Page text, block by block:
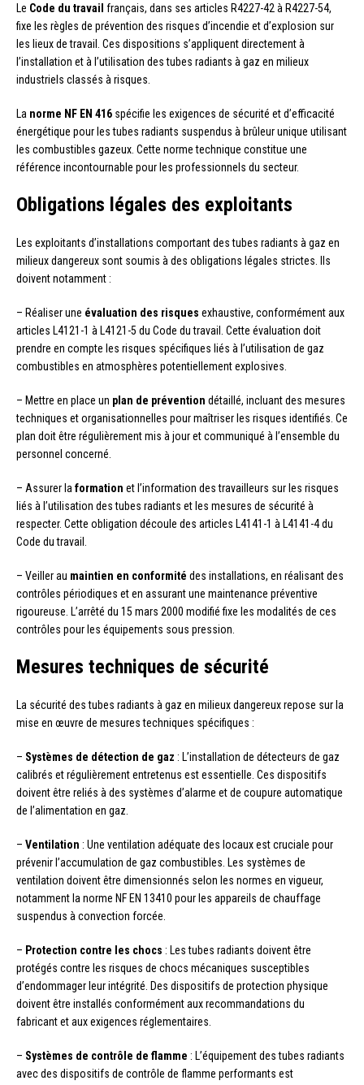
Le Code du travail français, dans ses articles R4227-42 à R4227-54,
fixe les règles de prévention des risques d’incendie et d’explosion sur
les lieux de travail. Ces dispositions s’appliquent directement à
l’installation et à l’utilisation des tubes radiants à gaz en milieux
industriels classés à risques.
La norme NF EN 416 spécifie les exigences de sécurité et d’efficacité
énergétique pour les tubes radiants suspendus à brûleur unique utilisant
les combustibles gazeux. Cette norme technique constitue une
référence incontournable pour les professionnels du secteur.
Obligations légales des exploitants
Les exploitants d’installations comportant des tubes radiants à gaz en
milieux dangereux sont soumis à des obligations légales strictes. Ils
doivent notamment :
– Réaliser une évaluation des risques exhaustive, conformément aux
articles L4121-1 à L4121-5 du Code du travail. Cette évaluation doit
prendre en compte les risques spécifiques liés à l’utilisation de gaz
combustibles en atmosphères potentiellement explosives.
– Mettre en place un plan de prévention détaillé, incluant des mesures
techniques et organisationnelles pour maîtriser les risques identifiés. Ce
plan doit être régulièrement mis à jour et communiqué à l’ensemble du
personnel concerné.
– Assurer la formation et l’information des travailleurs sur les risques
liés à l’utilisation des tubes radiants et les mesures de sécurité à
respecter. Cette obligation découle des articles L4141-1 à L4141-4 du
Code du travail.
– Veiller au maintien en conformité des installations, en réalisant des
contrôles périodiques et en assurant une maintenance préventive
rigoureuse. L’arrêté du 15 mars 2000 modifié fixe les modalités de ces
contrôles pour les équipements sous pression.
Mesures techniques de sécurité
La sécurité des tubes radiants à gaz en milieux dangereux repose sur la
mise en œuvre de mesures techniques spécifiques :
– Systèmes de détection de gaz : L’installation de détecteurs de gaz
calibrés et régulièrement entretenus est essentielle. Ces dispositifs
doivent être reliés à des systèmes d’alarme et de coupure automatique
de l’alimentation en gaz.
– Ventilation : Une ventilation adéquate des locaux est cruciale pour
prévenir l’accumulation de gaz combustibles. Les systèmes de
ventilation doivent être dimensionnés selon les normes en vigueur,
notamment la norme NF EN 13410 pour les appareils de chauffage
suspendus à convection forcée.
– Protection contre les chocs : Les tubes radiants doivent être
protégés contre les risques de chocs mécaniques susceptibles
d’endommager leur intégrité. Des dispositifs de protection physique
doivent être installés conformément aux recommandations du
fabricant et aux exigences réglementaires.
– Systèmes de contrôle de flamme : L’équipement des tubes radiants
avec des dispositifs de contrôle de flamme performants est